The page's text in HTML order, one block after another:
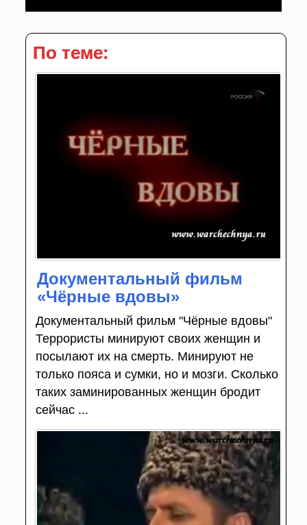
По теме:
Документальный фильм
«Чёрные вдовы»
Документальный фильм "Чёрные вдовы"
Террористы минируют своих женщин и
посылают их на смерть. Минируют не
только пояса и сумки, но и мозги. Сколько
таких заминированных женщин бродит
сейчас ...